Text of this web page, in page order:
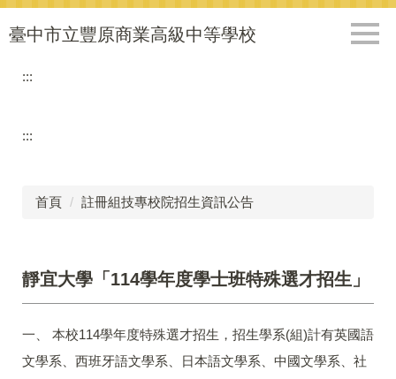
跳
到
臺中市立豐原商業高級中等學校
:::
:::
首頁 註冊組技專校院招生資訊公告
靜宜大學「114學年度學士班特殊選才招生」
一、 本校114學年度特殊選才招生，招生學系(組)計有英國語
文學系、西班牙語文學系、日本語文學系、中國文學系、社